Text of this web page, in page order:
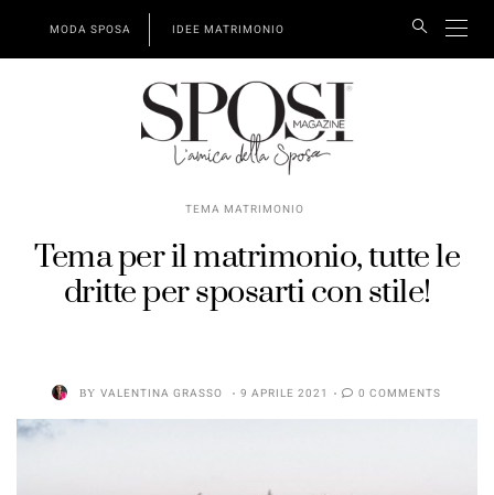
MODA SPOSA IDEE MATRIMONIO
TEMA MATRIMONIO
Tema per il matrimonio, tutte le
dritte per sposarti con stile!
BY VALENTINA GRASSO 9 APRILE 2021 0 COMMENTS